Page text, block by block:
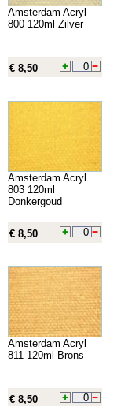
Amsterdam Acryl
800 120ml Zilver
€ 8,50
Amsterdam Acryl
803 120ml
Donkergoud
€ 8,50
Amsterdam Acryl
811 120ml Brons
€ 8,50